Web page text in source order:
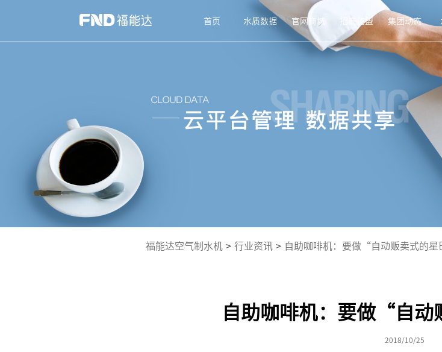
首页 水质数据 官网商城 招商加盟 集团动态
福能达空气制水机 > 行业资讯 > 自助咖啡机：要做“自动贩卖式的星
自助咖啡机：要做“自动
2018/10/25